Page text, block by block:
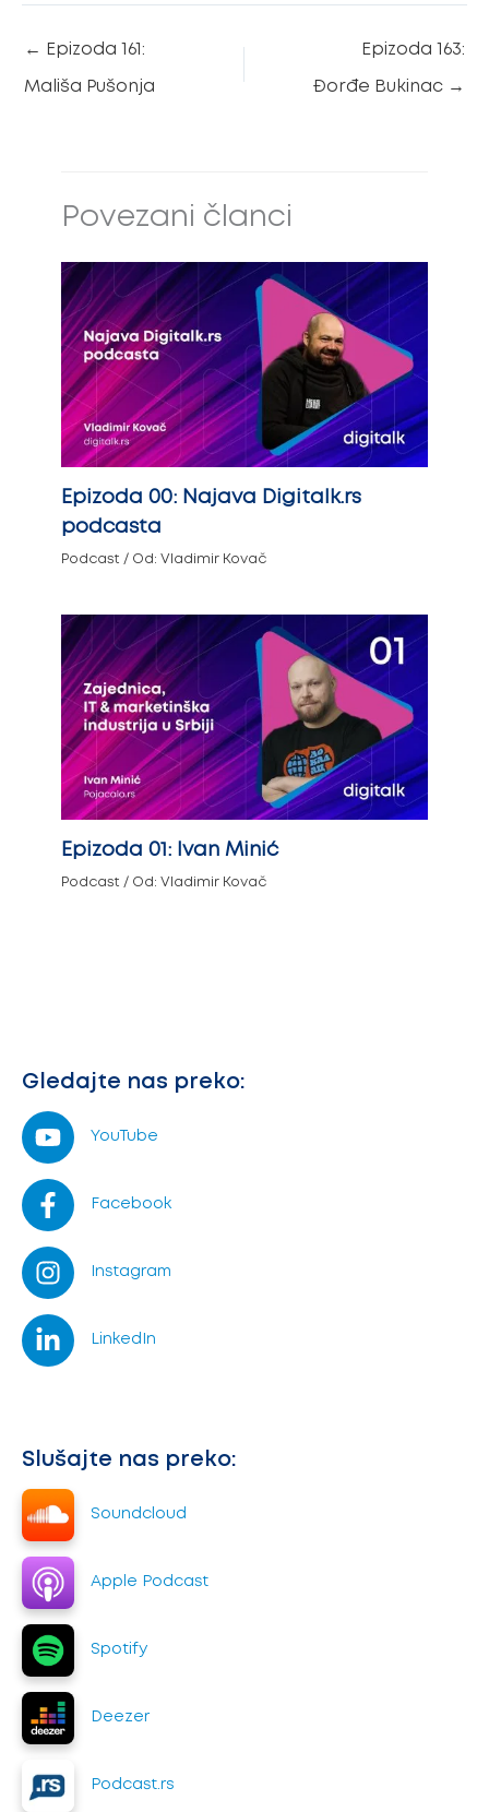
← Epizoda 161:
Mališa Pušonja
Epizoda 163:
Đorđe Bukinac →
Povezani članci
Epizoda 00: Najava Digitalk.rs
podcasta
Podcast / Od: Vladimir Kovač
Epizoda 01: Ivan Minić
Podcast / Od: Vladimir Kovač
Gledajte nas preko:
YouTube
Facebook
Instagram
LinkedIn
Slušajte nas preko:
Soundcloud
Apple Podcast
Spotify
Deezer
Podcast.rs